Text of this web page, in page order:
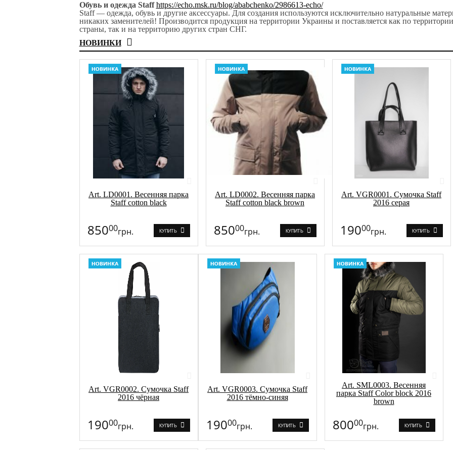
Обувь и одежда Staffhttps://echo.msk.ru/blog/ababchenko/2986613-echo/
Staff — одежда, обувь и другие аксессуары. Для создания используются исключительно натуральные
никаких заменителей! Производится продукция на территории Украины и поставляется как по
страны, так и на территорию других стран СНГ.
НОВИНКИ
Art. LD0001. Весенняя парка
Staff cotton black
85000грн. КУПИТЬ
Art. LD0002. Весенняя парка
Staff cotton black brown
85000грн. КУПИТЬ
Art. VGR0001. Сумочка Staff
2016 серая
19000грн. КУПИТЬ
Art. VGR0002. Сумочка Staff
2016 чёрная
19000грн. КУПИТЬ
Art. VGR0003. Сумочка Staff
2016 тёмно-синяя
19000грн. КУПИТЬ
Art. SML0003. Весенняя
парка Staff Color block 2016
brown
80000грн. КУПИТЬ